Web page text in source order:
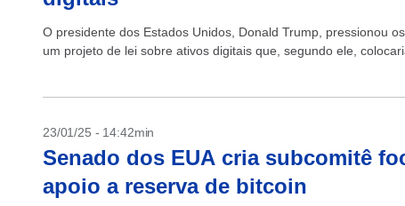
O presidente dos Estados Unidos, Donald Trump, pressionou
um projeto de lei sobre ativos digitais que, segundo ele,
23/01/25 - 14:42min
Senado dos EUA cria subcomitê
apoio a reserva de bitcoin